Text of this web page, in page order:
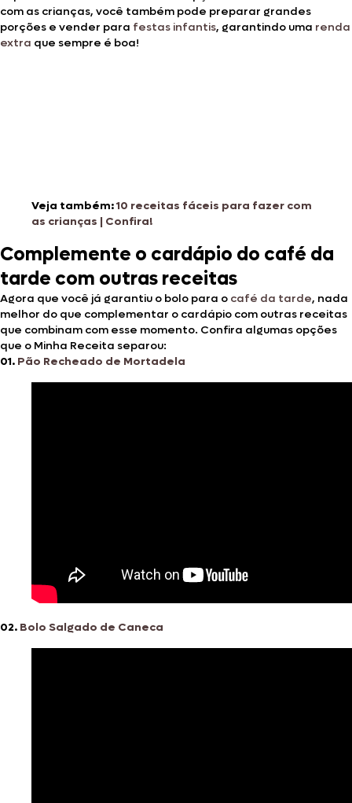
com as crianças, você também pode preparar grandes
porções e vender para festas infantis, garantindo uma renda
extra que sempre é boa!
Veja também:10 receitas fáceis para fazer com
as crianças | Confira!
Complemente o cardápio do café da
tarde com outras receitas
Agora que você já garantiu o bolo para o café da tarde, nada
melhor do que complementar o cardápio com outras receitas
que combinam com esse momento. Confira algumas opções
que o Minha Receita separou:
01. Pão Recheado de Mortadela
02. Bolo Salgado de Caneca